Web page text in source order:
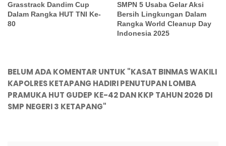
Grasstrack Dandim Cup
Dalam Rangka HUT TNI Ke-
80
SMPN 5 Usaba Gelar Aksi
Bersih Lingkungan Dalam
Rangka World Cleanup Day
Indonesia 2025
BELUM ADA KOMENTAR UNTUK "KASAT BINMAS WAKILI
KAPOLRES KETAPANG HADIRI PENUTUPAN LOMBA
PRAMUKA HUT GUDEP KE-42 DAN KKP TAHUN 2026 DI
SMP NEGERI 3 KETAPANG"